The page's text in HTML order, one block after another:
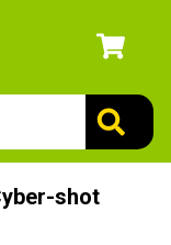
shot